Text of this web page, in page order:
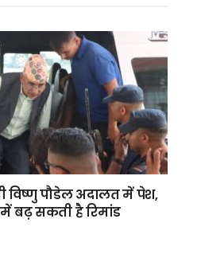
विष्णु पौडेल अदालत में पेश,
बढ़ सकती है रिमांड